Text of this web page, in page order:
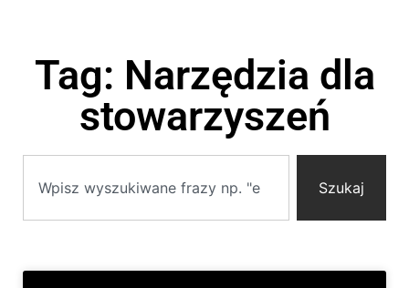
Tag: Narzędzia dla
stowarzyszeń
Szukaj